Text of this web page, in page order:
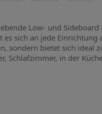
Low- und
es sich an jede
sondern bietet sich ideal
Schlafzimmer, in der